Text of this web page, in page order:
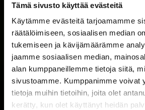
Tämä sivusto käyttää evästeitä
Käytämme evästeitä tarjoamamme
räätälöimiseen, sosiaalisen median
tukemiseen ja kävijämäärämme
jaamme sosiaalisen median,
alan kumppaneillemme tietoja siitä,
sivustoamme. Kumppanimme voivat
tietoja muihin tietoihin, joita olet
kerätty, kun olet käyttänyt heidän